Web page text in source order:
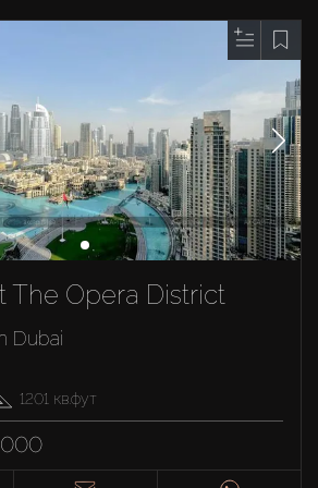
The Opera District
Dubai
1201 кв.фут